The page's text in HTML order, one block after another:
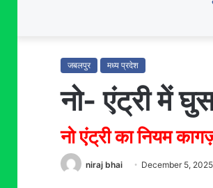
जबलपुर मध्य प्रदेश
नो- एंट्री में
नो एंट्री का नियम
niraj bhai December 5, 2025